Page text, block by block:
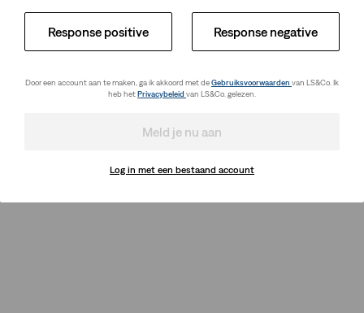
Response positive Response negative
Door een account aan te maken, ga ik akkoord met deGebruiksvoorwaarden van LS&Co. Ik
heb hetPrivacybeleid van LS&Co. gelezen.
Meld je nu aan
Log in met een bestaand account